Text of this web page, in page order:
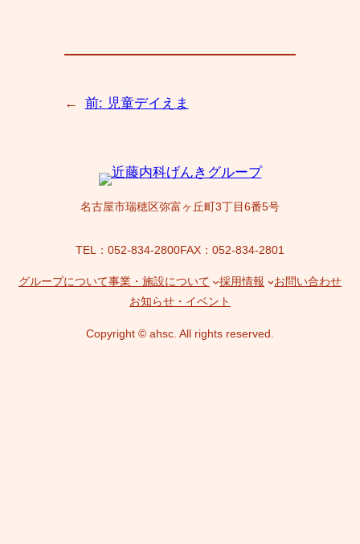
← 前: 児童デイえま
名古屋市瑞穂区弥富ヶ丘町3丁目6番5号
TEL：052-834-2800FAX：052-834-2801
グループについて事業・施設について 採用情報
お問い合わせ
お知らせ・イベント
Copyright © ahsc. All rights reserved.